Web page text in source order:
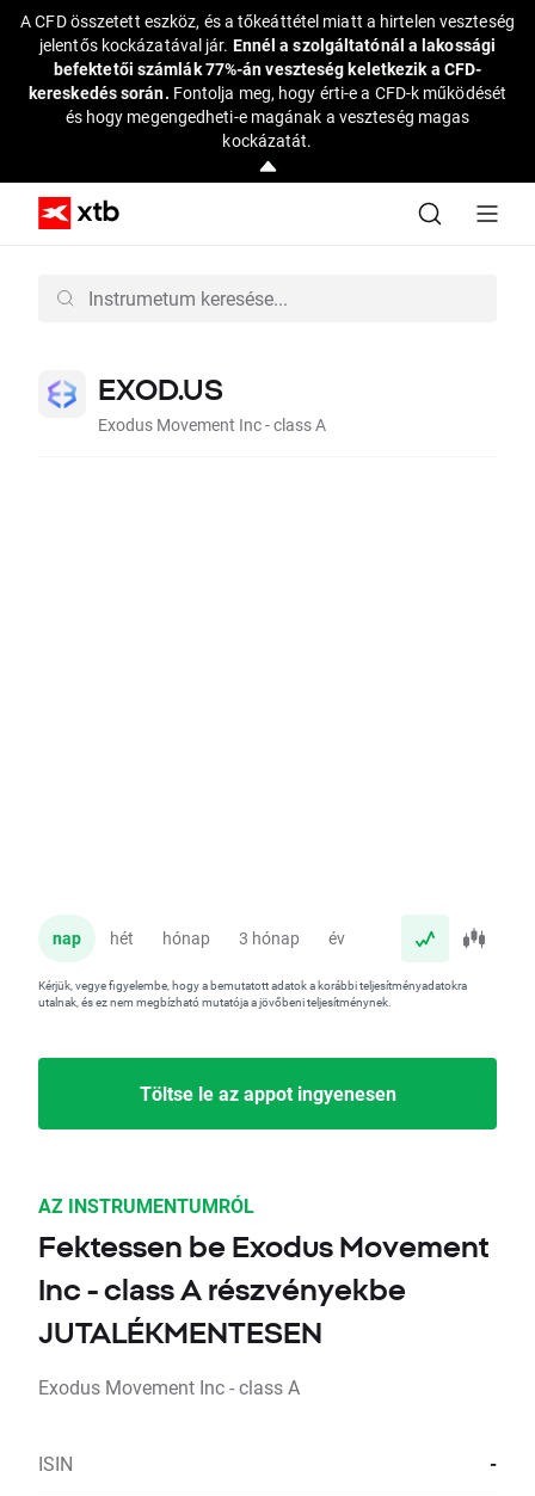
A CFD összetett eszköz, és a tőkeáttétel miatt a hirtelen veszteség
jelentős kockázatával jár. Ennél a szolgáltatónál a lakossági
befektetői számlák 77%-án veszteség keletkezik a CFD-
kereskedés során. Fontolja meg, hogy érti-e a CFD-k működését
és hogy megengedheti-e magának a veszteség magas
kockázatát.
EXOD.US
Exodus Movement Inc - class A
nap hét hónap 3 hónap év
Kérjük, vegye figyelembe, hogy a bemutatott adatok a korábbi teljesítményadatokra
utalnak, és ez nem megbízható mutatója a jövőbeni teljesítménynek.
Töltse le az appot ingyenesen
AZ INSTRUMENTUMRÓL
Fektessen be Exodus Movement
Inc - class A részvényekbe
JUTALÉKMENTESEN
Exodus Movement Inc - class A
ISIN -